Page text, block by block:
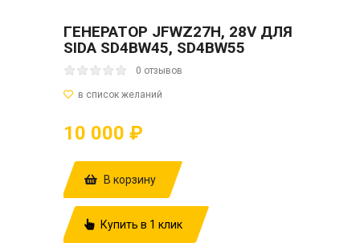
ГЕНЕРАТОР JFWZ27H, 28V ДЛЯ
SIDA SD4BW45, SD4BW55
0 отзывов
10 000 ₽
В корзину
Купить в 1 клик